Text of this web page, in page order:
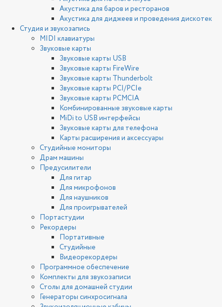
Акустика для баров и ресторанов
Акустика для диджеев и проведения дискотек
Студия и звукозапись
MIDI клавиатуры
Звуковые карты
Звуковые карты USB
Звуковые карты FireWire
Звуковые карты Thunderbolt
Звуковые карты PCI/PCIe
Звуковые карты PCMCIA
Комбинированные звуковые карты
MiDi to USB интерфейсы
Звуковые карты для телефона
Карты расширения и аксессуары
Студийные мониторы
Драм машины
Предусилители
Для гитар
Для микрофонов
Для наушников
Для проигрывателей
Портастудии
Рекордеры
Портативные
Студийные
Видеорекордеры
Программное обеспечение
Комплекты для звукозаписи
Столы для домашней студии
Генераторы синхросигнала